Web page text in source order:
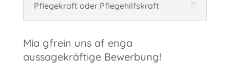
Pflegekraft oder Pflegehilfskraft
Mia gfrein uns af enga
aussagekräftige Bewerbung!